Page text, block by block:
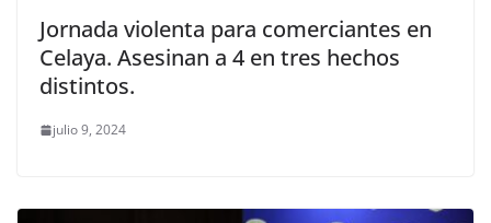
Jornada violenta para comerciantes en
Celaya. Asesinan a 4 en tres hechos
distintos.
julio 9, 2024